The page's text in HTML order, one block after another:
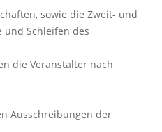
sowie die Zweit- und
Schleifen des
die Veranstalter nach
Ausschreibungen der